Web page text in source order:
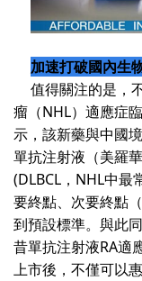
加速打破國內生
值得關注的是，
瘤（NHL）適應症
示，該新藥與中國
單抗注射液（美羅華
(DLBCL ， NHL中最
要終點、次要終點
到預設標準。與此
昔單抗注射液RA適
上市後，不僅可以